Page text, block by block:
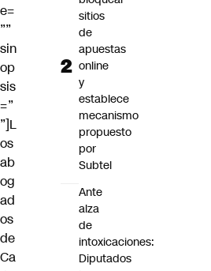
e=
””
sin
op
sis
=”
”]L
os
ab
og
ad
os
de
Ca
sitios
de
apuestas
online
y
establece
mecanismo
propuesto
por
Subtel
Ante
alza
de
intoxicaciones:
Diputados